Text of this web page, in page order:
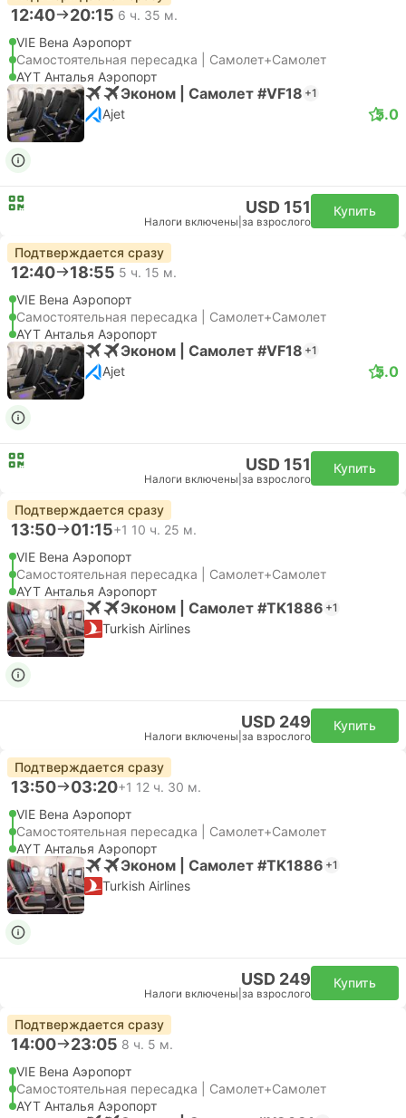
12:40 20:15 6 ч. 35 м.
VIE Вена Аэропорт
Самостоятельная пересадка | Самолет+Самолет
AYT Анталья Аэропорт
Эконом | Самолет #VF18 +1
Ajet 5.0
USD 151
Налоги включены за взрослого
Купить
Подтверждается сразу
12:40 18:55 5 ч. 15 м.
VIE Вена Аэропорт
Самостоятельная пересадка | Самолет+Самолет
AYT Анталья Аэропорт
Эконом | Самолет #VF18 +1
Ajet 5.0
USD 151
Налоги включены за взрослого
Купить
Подтверждается сразу
13:50 01:15+1 10 ч. 25 м.
VIE Вена Аэропорт
Самостоятельная пересадка | Самолет+Самолет
AYT Анталья Аэропорт
Эконом | Самолет #TK1886 +1
Turkish Airlines
USD 249
Налоги включены за взрослого
Купить
Подтверждается сразу
13:50 03:20+1 12 ч. 30 м.
VIE Вена Аэропорт
Самостоятельная пересадка | Самолет+Самолет
AYT Анталья Аэропорт
Эконом | Самолет #TK1886 +1
Turkish Airlines
USD 249
Налоги включены за взрослого
Купить
Подтверждается сразу
14:00 23:05 8 ч. 5 м.
VIE Вена Аэропорт
Самостоятельная пересадка | Самолет+Самолет
AYT Анталья Аэропорт